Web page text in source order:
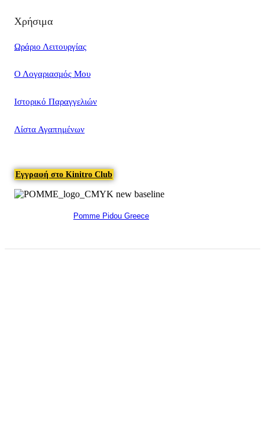
Χρήσιμα
Ωράριο Λειτουργίας
Ο Λογαριασμός Μου
Ιστορικό Παραγγελιών
Λίστα Αγαπημένων
Εγγραφή στο Kinitro Club
Pomme Pidou Greece